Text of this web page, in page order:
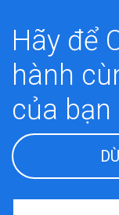
Hãy để
hành
của bạn